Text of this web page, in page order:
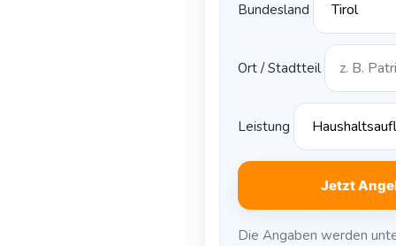
Bundesland
Ort / Stadtteil
Leistung
Jetzt
Die Angaben werden